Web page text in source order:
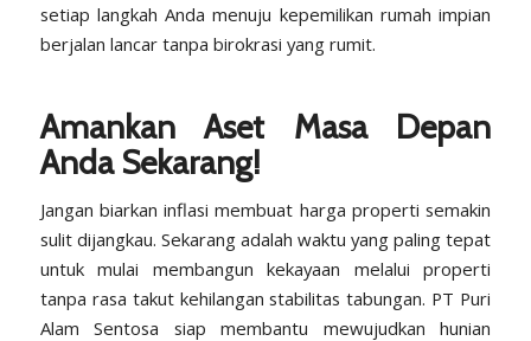
setiap langkah Anda menuju kepemilikan rumah impian
berjalan lancar tanpa birokrasi yang rumit.
Amankan Aset Masa Depan
Anda Sekarang!
Jangan biarkan inflasi membuat harga properti semakin
sulit dijangkau. Sekarang adalah waktu yang paling tepat
untuk mulai membangun kekayaan melalui properti
tanpa rasa takut kehilangan stabilitas tabungan. PT Puri
Alam Sentosa siap membantu mewujudkan hunian